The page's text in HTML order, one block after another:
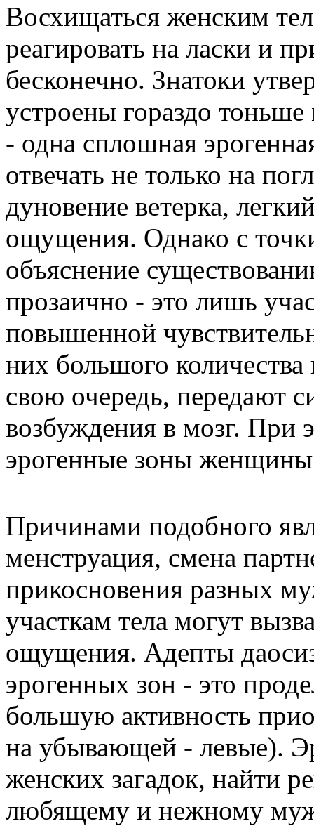
Восхищаться женским
реагировать на ласки и
бесконечно. Знатоки
устроены гораздо
- одна сплошная
отвечать не только на
дуновение ветерка,
ощущения. Однако с
объяснение
прозаично - это лишь
повышенной
них большого
свою очередь, передают
возбуждения в мозг. При
эрогенные зоны женщины
Причинами подобного
менструация, смена
прикосновения разных
участкам тела могут
ощущения. Адепты
эрогенных зон - это
большую активность
на убывающей - левые).
женских загадок, найти
любящему и нежному